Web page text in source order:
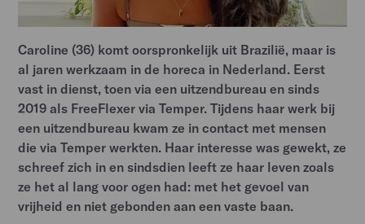
Caroline (36) komt oorspronkelijk uit Brazilië, maar is
al jaren werkzaam in de horeca in Nederland. Eerst
vast in dienst, toen via een uitzendbureau en sinds
2019 als FreeFlexer via Temper. Tijdens haar werk bij
een uitzendbureau kwam ze in contact met mensen
die via Temper werkten. Haar interesse was gewekt, ze
schreef zich in en sindsdien leeft ze haar leven zoals
ze het al lang voor ogen had: met het gevoel van
vrijheid en niet gebonden aan een vaste baan.